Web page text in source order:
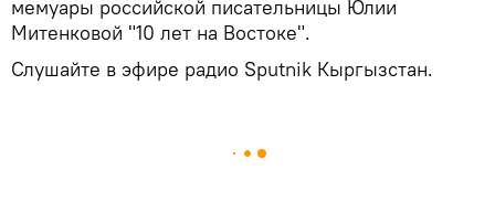
мемуары российской писательницы Юлии
Митенковой "10 лет на Востоке".
Слушайте в эфире радио Sputnik Кыргызстан.